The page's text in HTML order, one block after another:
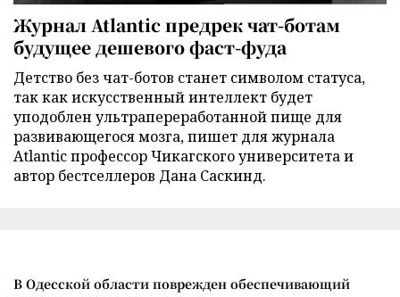
Журнал Atlantic предрек чат-ботам
будущее дешевого фаст-фуда
Детство без чат-ботов станет символом статуса,
так как искусственный интеллект будет
уподоблен ультрапереработанной пище для
развивающегося мозга, пишет для журнала
Atlantic профессор Чикагского университета и
автор бестселлеров Дана Саскинд.
В Одесской области поврежден обеспечивающий